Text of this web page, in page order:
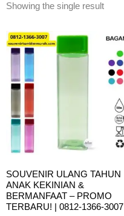
Showing the single result
SOUVENIR ULANG TAHUN
ANAK KEKINIAN &
BERMANFAAT – PROMO
TERBARU! | 0812-1366-3007